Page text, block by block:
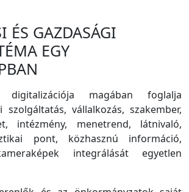
ÉS GAZDASÁGI
EGY
magában foglalja
szolgáltatás, vállalkozás, szakember,
intézmény, menetrend, látnivaló,
pont, közhasznú információ,
integrálását egyetlen